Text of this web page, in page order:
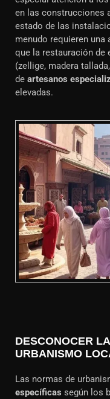
en las construcciones
estado de las
menudo requieren
que la restauración
(zellige, madera
de artesanos
elevadas.
DESCONOCER
URBANISMO
Las normas de
específicas según los